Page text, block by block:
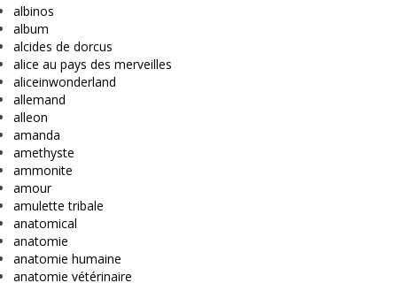
albinos
album
alcides de dorcus
alice au pays des merveilles
aliceinwonderland
allemand
alleon
amanda
amethyste
ammonite
amour
amulette tribale
anatomical
anatomie
anatomie humaine
anatomie vétérinaire